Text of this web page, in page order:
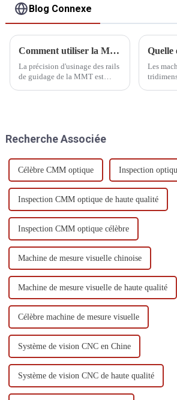
Blog Connexe
Comment utiliser la MMT avant de la démarrer
La précision d'usinage des rails
de guidage de la MMT est
à air.
Les
Recherche Associée
Célèbre CMM optique Inspection
Inspection CMM optique de haute qualité
Inspection CMM optique célèbre
Machine de mesure visuelle chinoise
Machine de mesure visuelle de haute qualité
Célèbre machine de mesure visuelle
Système de vision CNC en Chine
Système de vision CNC de haute qualité